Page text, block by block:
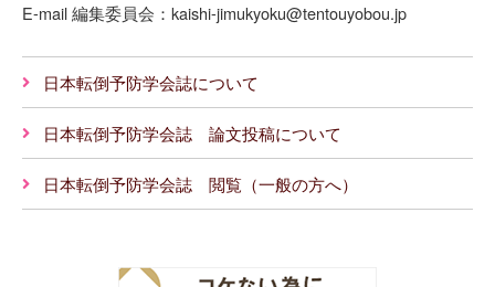
E-mail 編集委員会：kaishi-jimukyoku@tentouyobou.jp
日本転倒予防学会誌について
日本転倒予防学会誌 論文投稿について
日本転倒予防学会誌 閲覧（一般の方へ）